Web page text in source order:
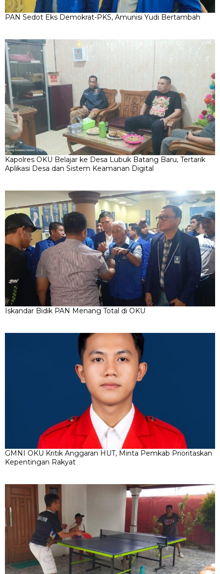
PAN Sedot Eks Demokrat-PKS, Amunisi Yudi Bertambah
Kapolres OKU Belajar ke Desa Lubuk Batang Baru, Tertarik
Aplikasi Desa dan Sistem Keamanan Digital
Iskandar Bidik PAN Menang Total di OKU
GMNI OKU Kritik Anggaran HUT, Minta Pemkab Prioritaskan
Kepentingan Rakyat